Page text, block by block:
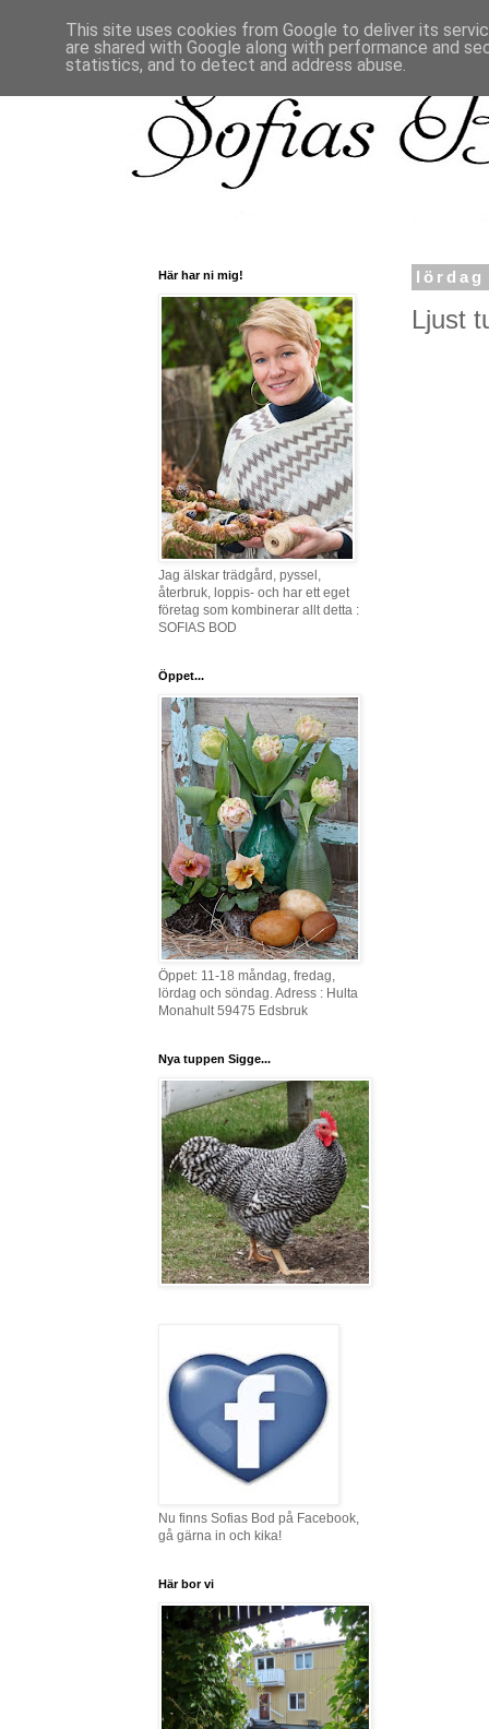
Ljust
Här har ni mig!
Jag älskar trädgård, pyssel,
återbruk, loppis- och har ett eget
företag som kombinerar allt detta :
SOFIAS BOD
Öppet...
Öppet: 11-18 måndag, fredag,
lördag och söndag. Adress : Hulta
Monahult 59475 Edsbruk
Nya tuppen Sigge...
Nu finns Sofias Bod på Facebook,
gå gärna in och kika!
Här bor vi
This site uses cookies from Google to deliver its
are shared with Google along with performance and
statistics, and to detect and address abuse.